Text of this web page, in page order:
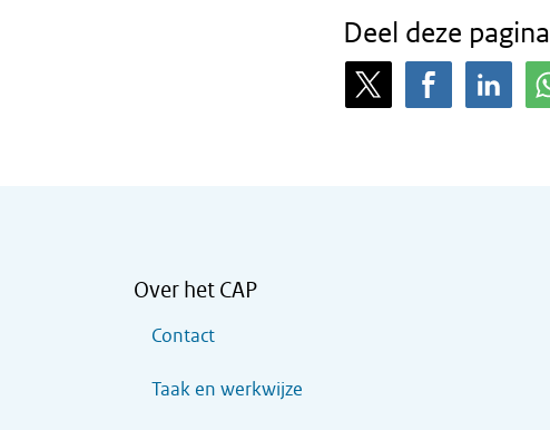
Deel deze pagina
Over het CAP
Contact
Taak en werkwijze